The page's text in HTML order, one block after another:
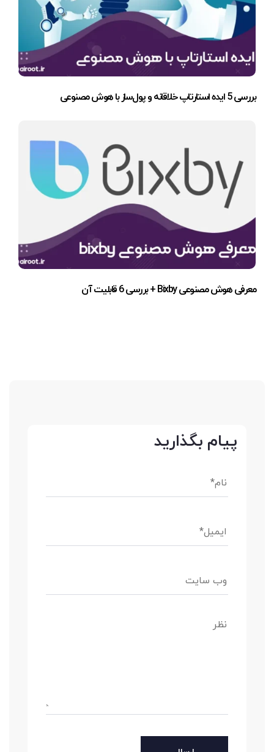
بررسی 5 ایده استارتاپ خلاقانه و پول‌ساز با هوش مصنوعی
معرفی هوش مصنوعی Bixby + بررسی 6 قابلیت آن
پیام بگذارید